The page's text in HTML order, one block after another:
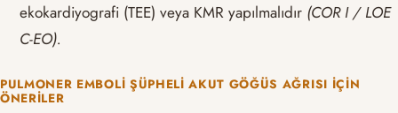
ekokardiyografi (TEE) veya KMR yapılmalıdır (COR I / LOE
C-EO).
PULMONER EMBOLI ŞÜPHELI AKUT GÖĞÜS AĞRISI İÇIN
ÖNERILER